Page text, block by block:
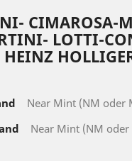
CIMAROSA-
LOTTI-
Near Mint (NM oder
Near Mint (NM oder